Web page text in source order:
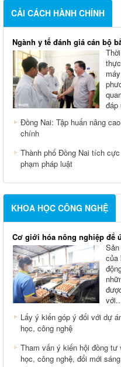
CẢI CÁCH HÀNH CHÍNH
Ngành y tế đánh giá cán bộ
đáp
Đồng Nai: Tập huấn nâng
chính
Thành phố Đồng Nai tích
phạm pháp luật
KHOA HỌC CÔNG NGHỆ
Cơ giới hóa nông nghiệp để
của
Lấy ý kiến góp ý đối với dự
học, công nghệ
Tham vấn ý kiến hội đồng
học, công nghệ, đổi mới